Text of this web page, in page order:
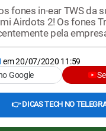
fones in-ear TWS da
Airdots 2! Os fones
pela
em20/07/2020 11:59
Google
👉 DICAS TECH NO